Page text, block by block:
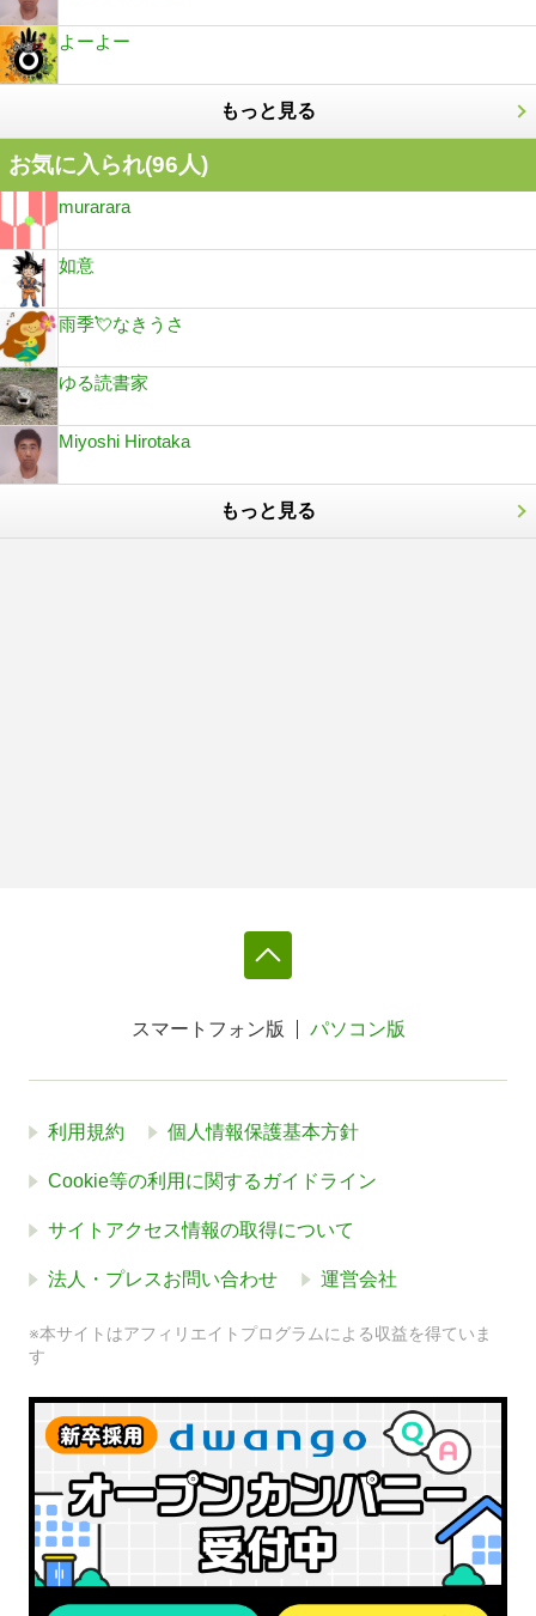
よーよー
もっと見る
お気に入られ(96人)
murarara
如意
雨季💘なきうさ
ゆる読書家
Miyoshi Hirotaka
もっと見る
スマートフォン版 パソコン版
利用規約 個人情報保護基本方針
Cookie等の利用に関するガイドライン
サイトアクセス情報の取得について
法人・プレスお問い合わせ 運営会社
※本サイトはアフィリエイトプログラムによる収益を得ていま
す